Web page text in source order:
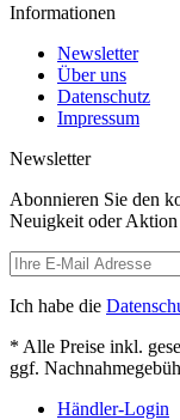
Informationen
Newsletter
Über uns
Datenschutz
Impressum
Newsletter
Abonnieren Sie den
Neuigkeit oder
Ich habe die
* Alle Preise inkl.
ggf.
Händler-Login